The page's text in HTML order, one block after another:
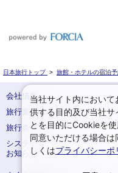
日本旅行トップ > 旅館・ホテルの宿泊
会社情報
旅行業登録票・約款
旅行条件書
システムメンテナンスの
お知らせ
当社サイト内におい
供する目的及び当社サ
とを目的にCookieを
同意いただける場合
しくはプライバシーポ